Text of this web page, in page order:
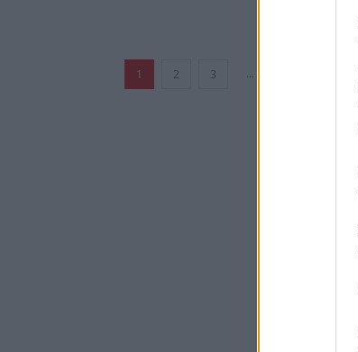
1 2 3 ...